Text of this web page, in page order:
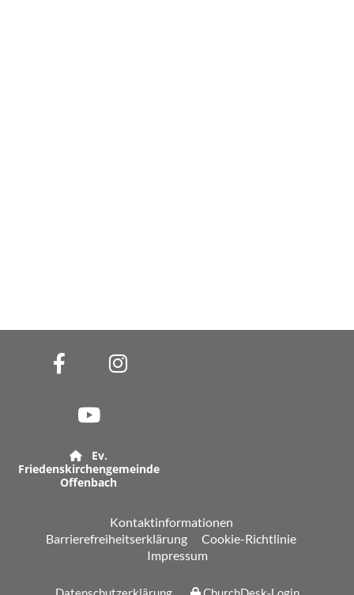

Ev.
Friedenskirchengemeinde
Offenbach
Kontaktinformationen
Barrierefreiheitserklärung
Cookie-Richtlinie
Impressum